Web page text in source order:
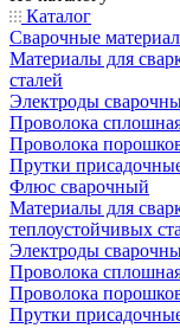
Каталог
Сварочные
Материалы для
сталей
Электроды
Проволока
Проволока
Прутки
Флюс сварочный
Материалы для
теплоустойчивых
Электроды
Проволока
Проволока
Прутки